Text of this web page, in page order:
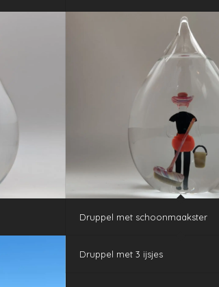
Druppel met schoonmaakster
Druppel met 3 ijsjes